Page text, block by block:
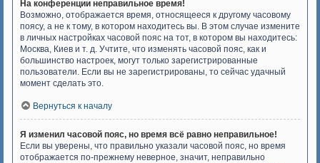
На конференции неправильное время!
Возможно, отображается время, относящееся к другому часовому
поясу, а не к тому, в котором находитесь вы. В этом случае измените
в личных настройках часовой пояс на тот, в котором вы находитесь:
Москва, Киев и т. д. Учтите, что изменять часовой пояс, как и
большинство настроек, могут только зарегистрированные
пользователи. Если вы не зарегистрированы, то сейчас удачный
момент сделать это.
Вернуться к началу
Я изменил часовой пояс, но время всё равно неправильное!
Если вы уверены, что правильно указали часовой пояс, но время
отображается по-прежнему неверное, значит, неправильно